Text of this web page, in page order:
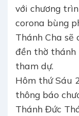
với chương
corona bùng
Thánh Cha sẽ
đền thờ thánh
tham dự.
Hôm thứ Sáu
thông báo
Thánh Đức